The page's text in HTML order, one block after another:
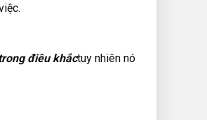
điêu khắctuy nhiên nó